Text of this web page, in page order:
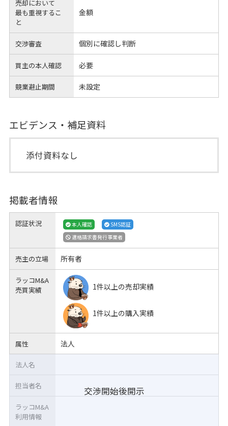
売却において
最も重視するこ
と
金額
交渉審査 個別に確認し判断
買主の本人確認 必要
競業避止期間 未設定
エビデンス・補足資料
添付資料なし
掲載者情報
認証状況 本人確認
SMS認証
適格請求書発行事業者
売主の立場 所有者
ラッコM&A
売買実績
1件以上の売却実績
1件以上の購入実績
属性 法人
交渉開始後開示
法人名
担当者名
ラッコM&A
利用情報